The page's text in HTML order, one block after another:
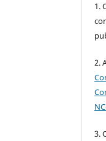
1.
2.
3.